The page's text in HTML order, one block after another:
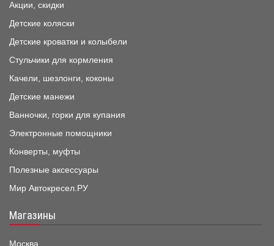
Акции, скидки
Детские коляски
Детские кроватки и колыбели
Стульчики для кормления
Качели, шезлонги, коконы
Детские манежи
Ванночки, горки для купания
Электронные помощники
Конверты, муфты
Полезные аксессуары
Мир Автокресел.РУ
Магазины
Москва